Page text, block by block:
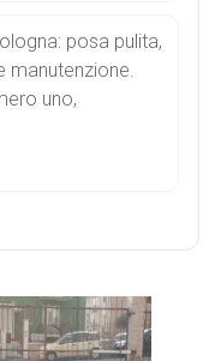
posa pulita,
manutenzione.
uno,